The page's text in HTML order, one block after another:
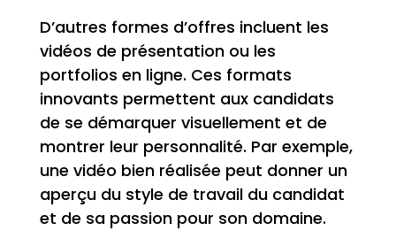
D’autres formes d’offres incluent les
vidéos de présentation ou les
portfolios en ligne. Ces formats
innovants permettent aux candidats
de se démarquer visuellement et de
montrer leur personnalité. Par exemple,
une vidéo bien réalisée peut donner un
aperçu du style de travail du candidat
et de sa passion pour son domaine.